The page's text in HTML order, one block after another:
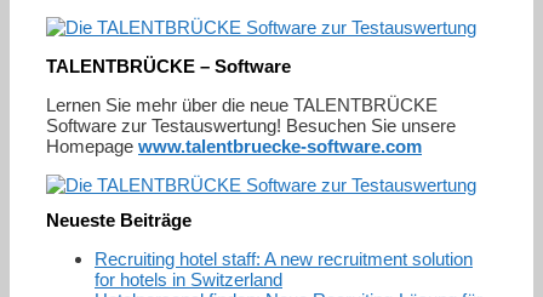
TALENTBRÜCKE – Software
Lernen Sie mehr über die neue TALENTBRÜCKE
Software zur Testauswertung! Besuchen Sie unsere
Homepage www.talentbruecke-software.com
Neueste Beiträge
Recruiting hotel staff: A new recruitment solution
for hotels in Switzerland